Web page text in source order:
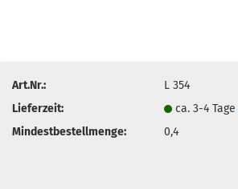
Art.Nr.:
L 354
Lieferzeit:
ca. 3-4
Mindestbestellmenge: 0,4